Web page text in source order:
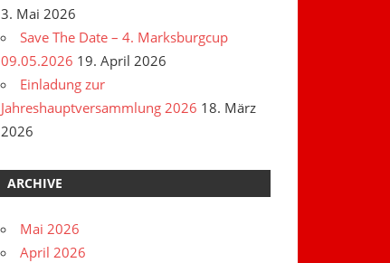
3. Mai 2026
Save The Date – 4. Marksburgcup
09.05.2026 19. April 2026
Einladung zur
Jahreshauptversammlung 2026 18. März
2026
ARCHIVE
Mai 2026
April 2026